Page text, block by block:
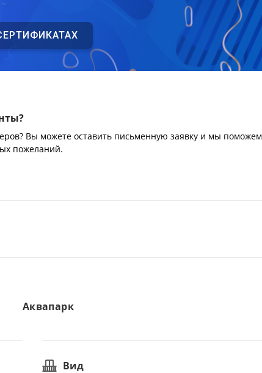
Вы можете оставить письменную заявку и мы поможем
пожеланий.
Аквапарк
Вид